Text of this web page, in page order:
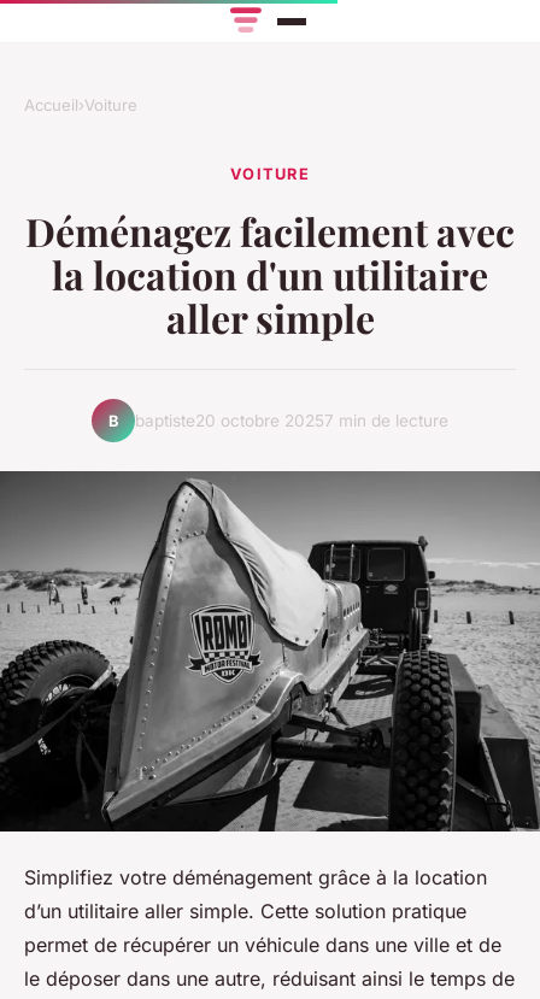
Accueil›Voiture
VOITURE
Déménagez facilement avec
la location d'un utilitaire
aller simple
B baptiste20 octobre 20257 min de lecture
Simplifiez votre déménagement grâce à la location
d’un utilitaire aller simple. Cette solution pratique
permet de récupérer un véhicule dans une ville et de
le déposer dans une autre, réduisant ainsi le temps de